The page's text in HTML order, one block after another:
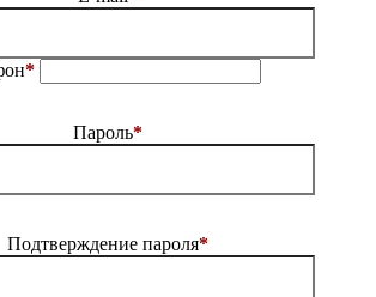
*
Пароль*
Подтверждение пароля*